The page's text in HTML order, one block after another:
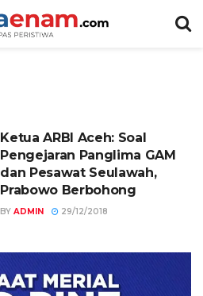
Ketua ARBI Aceh: Soal
Pengejaran Panglima GAM
dan Pesawat Seulawah,
Prabowo Berbohong
BY ADMIN 29/12/2018